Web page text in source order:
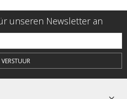
unseren Newsletter an
VERSTUUR